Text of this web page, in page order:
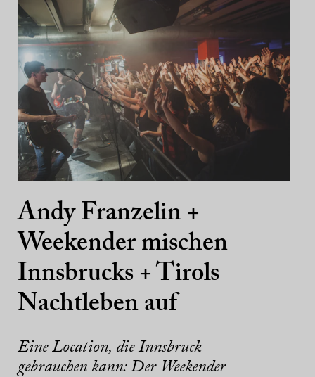
Andy Franzelin +
Weekender mischen
Innsbrucks + Tirols
Nachtleben auf
Eine Location, die Innsbruck
gebrauchen kann: Der Weekender